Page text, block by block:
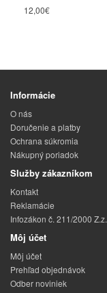
12,00€
Informácie
O nás
Doručenie a platby
Ochrana súkromia
Nákupný poriadok
Služby zákazníkom
Kontakt
Reklamácie
Infozákon č. 211/2000 Z.z.
Môj účet
Môj účet
Prehľad objednávok
Odber noviniek